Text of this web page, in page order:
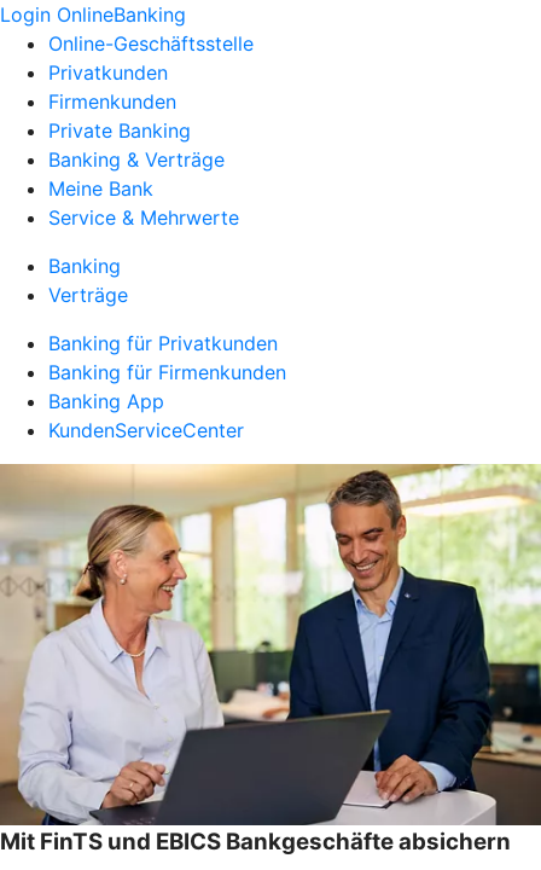
Login OnlineBanking
Online-Geschäftsstelle
Privatkunden
Firmenkunden
Private Banking
Banking & Verträge
Meine Bank
Service & Mehrwerte
Banking
Verträge
Banking für Privatkunden
Banking für Firmenkunden
Banking App
KundenServiceCenter
Mit FinTS und EBICS Bankgeschäfte absichern